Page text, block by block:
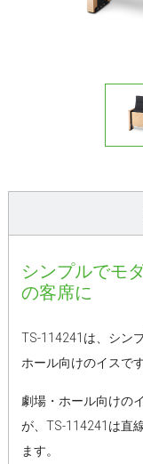
シンプルでモ
の客席に
TS-114241は、シン
ホール向けのイスです
劇場・ホール向けの
が、TS-114241は直
ます。